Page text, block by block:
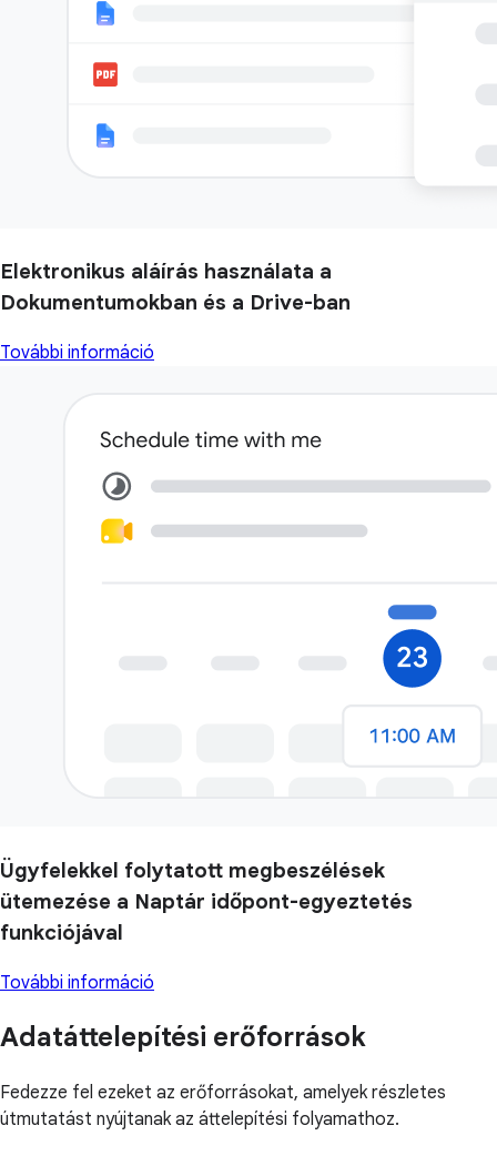
Elektronikus aláírás használata a
Dokumentumokban és a Drive-ban
További információ
Ügyfelekkel folytatott megbeszélések
ütemezése a Naptár időpont-egyeztetés
funkciójával
További információ
Adatáttelepítési erőforrások
Fedezze fel ezeket az erőforrásokat, amelyek részletes
útmutatást nyújtanak az áttelepítési folyamathoz.